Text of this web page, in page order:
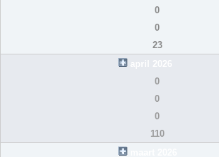
0
0
23
april 2026
0
0
0
110